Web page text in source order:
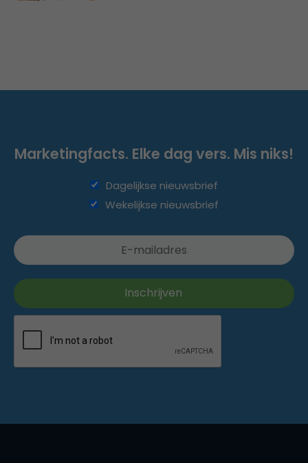
Marketingfacts. Elke dag vers. Mis niks!
Dagelijkse nieuwsbrief
Wekelijkse nieuwsbrief